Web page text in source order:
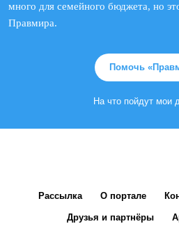
много для семейного бюджета, но
Правмира.
Помочь
На что пойдут мои
Рассылка О портале
Друзья и партнёры